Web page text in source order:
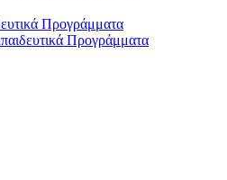
Προγράμματα
Προγράμματα